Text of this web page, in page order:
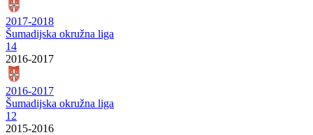
2017-2018
Šumadijska okružna liga
14
2016-2017
2016-2017
Šumadijska okružna liga
12
2015-2016